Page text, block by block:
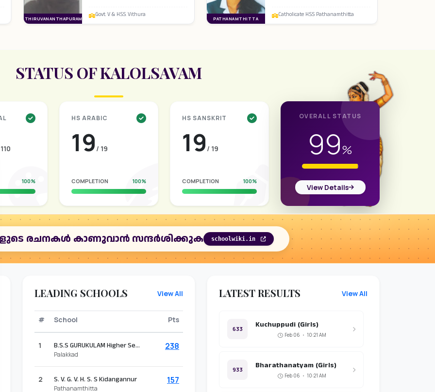
THIRUVANANTHAPURAM
Govt. V & H.S.S. Vithura
PATHANAMTHITTA
Catholicate H.S.S Pathanamthitta
STATUS OF KALOLSAVAM
100%
HS ARABIC
19 / 19
COMPLETION 100%
HS SANSKRIT
19 / 19
COMPLETION 100%
OVERALL STATUS
99%
View Details
രചനകൾ കാണുവാൻ സന്ദർശിക്കുക schoolwiki.in
LEADING SCHOOLS View All
# School Pts
1 B.S.S GURUKULAM Higher Secondary School, Alathur
Palakkad
238
2 S. V. G. V. H. S. S Kidangannur
Pathanamthitta
157
LATEST RESULTS View All
633 Kuchuppudi (Girls)
Feb 06 • 10:21 AM
933 Bharathanatyam (Girls)
Feb 06 • 10:21 AM